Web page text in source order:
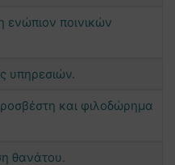
ενώπιον ποινικών
υπηρεσιών.
και φιλοδώρημα
θανάτου.